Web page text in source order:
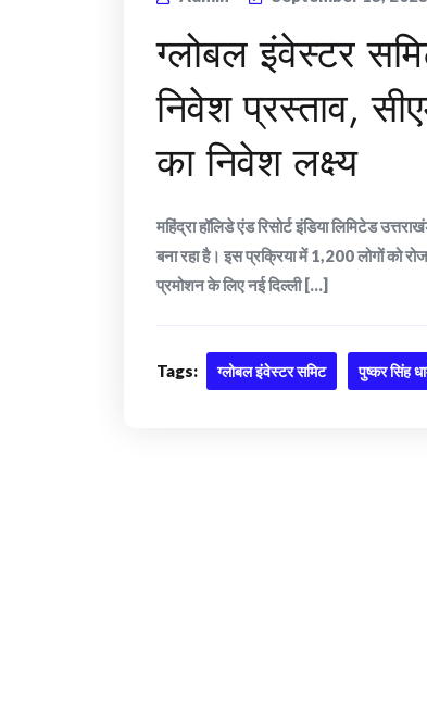
ग्लोबल इंवेस्टर
निवेश प्रस्ताव,
का निवेश लक्ष्य
महिंद्रा हॉलिडे एंड रिसोर्ट इंडिया लिमिटेड
बना रहा है। इस प्रक्रिया में 1,200 लोगों को
प्रमोशन के लिए नई दिल्ली [...]
Tags: ग्लोबल इंवेस्टर समिट पुष्कर सिंह